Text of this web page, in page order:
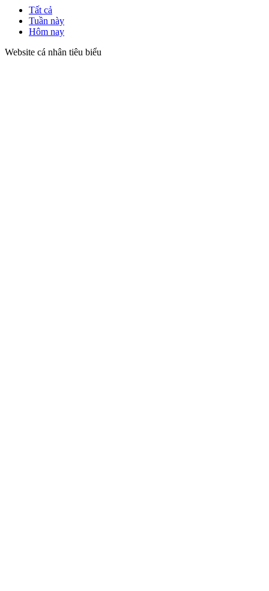
Tất cả
Tuần này
Hôm nay
Website cá nhân tiêu biểu